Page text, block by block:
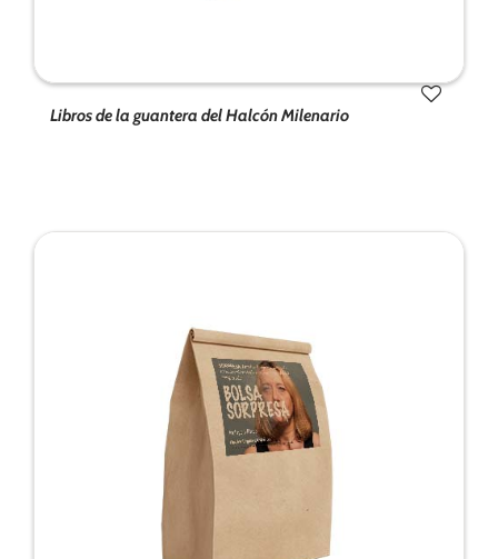
Libros de la guantera del Halcón Milenario